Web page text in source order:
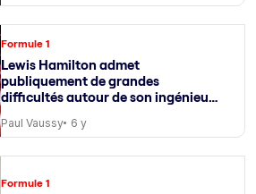
Formule 1
Lewis Hamilton admet
publiquement de grandes
difficultés autour de son ingénieur
Paul Vaussy 6 y
Formule 1